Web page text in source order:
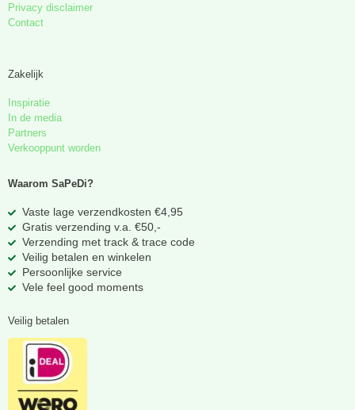
Privacy disclaimer
Contact
Zakelijk
Inspiratie
In de media
Partners
Verkooppunt worden
Waarom SaPeDi?
Vaste lage verzendkosten €4,95
Gratis verzending v.a. €50,-
Verzending met track & trace code
Veilig betalen en winkelen
Persoonlijke service
Vele feel good moments
Veilig betalen